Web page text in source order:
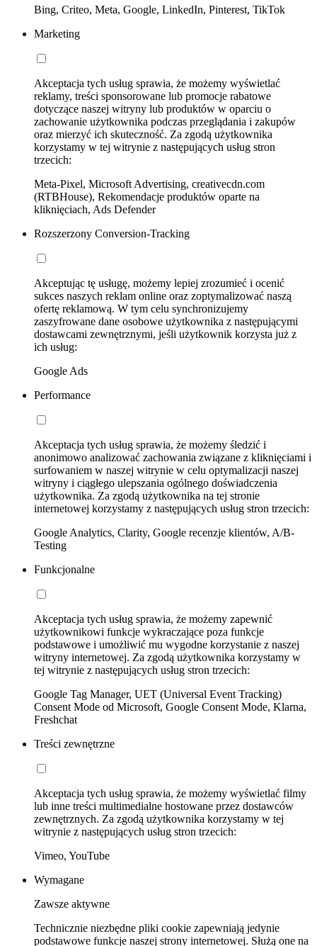
Bing, Criteo, Meta, Google, LinkedIn, Pinterest, TikTok
Marketing
Akceptacja tych usług sprawia, że możemy wyświetlać
reklamy, treści sponsorowane lub promocje rabatowe
dotyczące naszej witryny lub produktów w oparciu o
zachowanie użytkownika podczas przeglądania i zakupów
oraz mierzyć ich skuteczność. Za zgodą użytkownika
korzystamy w tej witrynie z następujących usług stron
trzecich:
Meta-Pixel, Microsoft Advertising, creativecdn.com
(RTBHouse), Rekomendacje produktów oparte na
kliknięciach, Ads Defender
Rozszerzony Conversion-Tracking
Akceptując tę usługę, możemy lepiej zrozumieć i ocenić
sukces naszych reklam online oraz zoptymalizować naszą
ofertę reklamową. W tym celu synchronizujemy
zaszyfrowane dane osobowe użytkownika z następującymi
dostawcami zewnętrznymi, jeśli użytkownik korzysta już z
ich usług:
Google Ads
Performance
Akceptacja tych usług sprawia, że możemy śledzić i
anonimowo analizować zachowania związane z kliknięciami i
surfowaniem w naszej witrynie w celu optymalizacji naszej
witryny i ciągłego ulepszania ogólnego doświadczenia
użytkownika. Za zgodą użytkownika na tej stronie
internetowej korzystamy z następujących usług stron trzecich:
Google Analytics, Clarity, Google recenzje klientów, A/B-
Testing
Funkcjonalne
Akceptacja tych usług sprawia, że możemy zapewnić
użytkownikowi funkcje wykraczające poza funkcje
podstawowe i umożliwić mu wygodne korzystanie z naszej
witryny internetowej. Za zgodą użytkownika korzystamy w
tej witrynie z następujących usług stron trzecich:
Google Tag Manager, UET (Universal Event Tracking)
Consent Mode od Microsoft, Google Consent Mode, Klarna,
Freshchat
Treści zewnętrzne
Akceptacja tych usług sprawia, że możemy wyświetlać filmy
lub inne treści multimedialne hostowane przez dostawców
zewnętrznych. Za zgodą użytkownika korzystamy w tej
witrynie z następujących usług stron trzecich:
Vimeo, YouTube
Wymagane
Zawsze aktywne
Technicznie niezbędne pliki cookie zapewniają jedynie
podstawowe funkcje naszej strony internetowej. Służą one na